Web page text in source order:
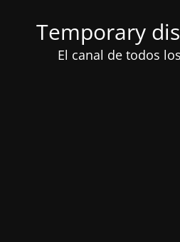
Temporary
El canal de todos